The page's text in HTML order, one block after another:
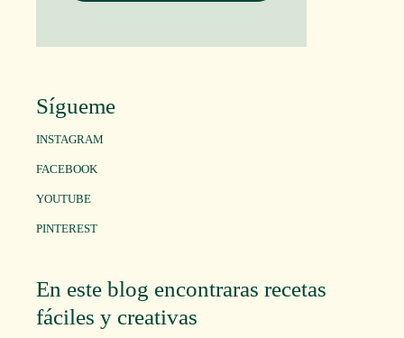
Sígueme
INSTAGRAM
FACEBOOK
YOUTUBE
PINTEREST
En este blog encontraras recetas
fáciles y creativas